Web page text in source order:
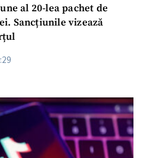
al 20-lea pachet de
Sancțiunile vizează